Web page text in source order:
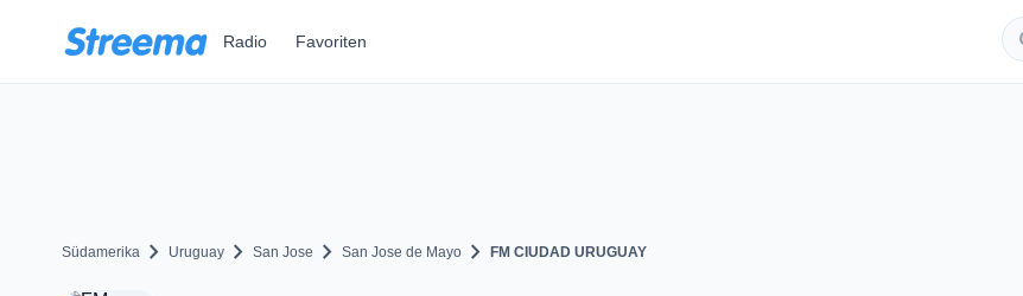
Radio Favoriten
Südamerika chevron_right Uruguay chevron_right San Jose chevron_right San Jose de Mayo chevron_right FM CIUDAD URUGUAY